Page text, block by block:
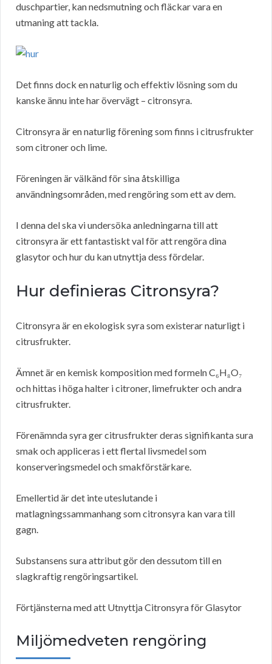
duschpartier, kan nedsmutning och fläckar vara en
utmaning att tackla.
Det finns dock en naturlig och effektiv lösning som du
kanske ännu inte har övervägt – citronsyra.
Citronsyra är en naturlig förening som finns i citrusfrukter
som citroner och lime.
Föreningen är välkänd för sina åtskilliga
användningsområden, med rengöring som ett av dem.
I denna del ska vi undersöka anledningarna till att
citronsyra är ett fantastiskt val för att rengöra dina
glasytor och hur du kan utnyttja dess fördelar.
Hur definieras Citronsyra?
Citronsyra är en ekologisk syra som existerar naturligt i
citrusfrukter.
Ämnet är en kemisk komposition med formeln C₆H₈O₇
och hittas i höga halter i citroner, limefrukter och andra
citrusfrukter.
Förenämnda syra ger citrusfrukter deras signifikanta sura
smak och appliceras i ett flertal livsmedel som
konserveringsmedel och smakförstärkare.
Emellertid är det inte uteslutande i
matlagningssammanhang som citronsyra kan vara till
gagn.
Substansens sura attribut gör den dessutom till en
slagkraftig rengöringsartikel.
Förtjänsterna med att Utnyttja Citronsyra för Glasytor
Miljömedveten rengöring